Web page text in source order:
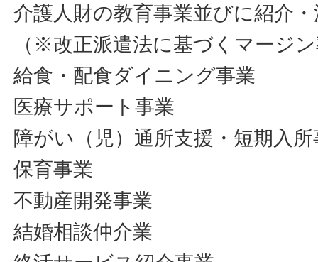
介護人財の教育事業並びに紹介
（※改正派遣法に基づくマージ
給食・配食ダイニング事業
医療サポート事業
障がい（児）通所支援・短期入所
保育事業
不動産開発事業
結婚相談仲介業